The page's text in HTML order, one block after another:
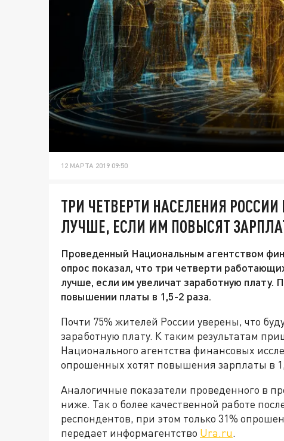
12 МАРТА 2019 09:50
ТРИ ЧЕТВЕРТИ НАСЕЛЕНИЯ
ЛУЧШЕ, ЕСЛИ ИМ ПОВЫСЯТ
Проведенный Национальным агентством
опрос показал, что три четверти
лучше, если им увеличат заработную плату.
повышении платы в 1,5-2 раза.
Почти 75% жителей России уверены, что
заработную плату. К таким результатам
Национального агентства финансовых
опрошенных хотят повышения зарплаты в
Аналогичные показатели проведенного в
ниже. Так о более качественной работе
респондентов, при этом только 31%
передает информагентство Ura.ru.